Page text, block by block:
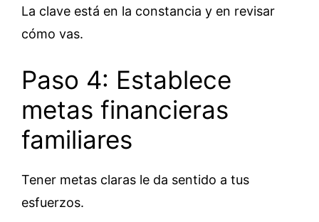
La clave está en la constancia y en revisar
cómo vas.
Paso 4: Establece
metas financieras
familiares
Tener metas claras le da sentido a tus
esfuerzos.